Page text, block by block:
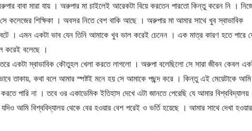
বাবা মারা যায় । অরুপার মা চাইলেই আরেকটা বিয়ে করতেন পারতো কিন্তু করেন নি ।
শিক্ষিকা । অবসর নিতে বেশ বাকি আছে । অরুপার মা আমার সাথে খুব স্বাভাবিক
এমন একটা ভাব যেন তিনি আমাকে খুব ভাল করেই চেনেন । এক মাত্র কারণ হতে পারে
করেই বলেছে ।
একটা স্বাভাবিক কৌতুহল খেলা করতে লাগলো । অরুপা বলেছিলো সে সারা জীবন কেবল
তাকায়, কথা বলে আমার স্পষ্টই মনে হয় সে আমাকে পছন্দ করে । কিন্তু এই মেয়েটাকে আমি
পারি না । তবে ওর একাডেমিক ইতিহাস দেখে এটা জানতে পেরেছি যে আমার বিশ্ববিদ্যালয়
আমি বিশ্ববিদ্যালয় থেকে বের হওয়ার বেশ পরেই ও ভর্তি হয়েছে । আমার সাথে দেখা হওয়ার